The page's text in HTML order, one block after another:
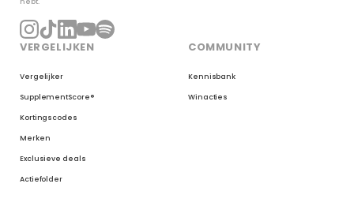
VERGELIJKEN
Vergelijker
SupplementScore®
Kortingscodes
Merken
Exclusieve deals
Actiefolder
COMMUNITY
Kennisbank
Winacties